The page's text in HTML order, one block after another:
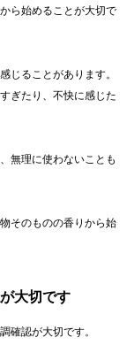
ら始めることが大切で
じることがあります。
ぎたり、不快に感じた
無理に使わないことも
そのものの香りから始
大切です
確認が大切です。